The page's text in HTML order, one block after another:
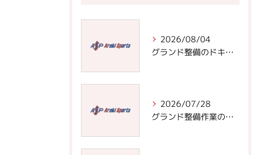
2026/08/04
グランド整備のドキュメントで学ぶ効率的な道具選びと実践手順
2026/07/28
グランド整備作業の基本と効率化のための道具選びと頻度管理術